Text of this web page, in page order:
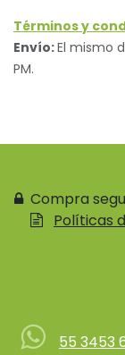
Términos y
Envío:El mismo
PM.
Compra
Políticas
55 3453